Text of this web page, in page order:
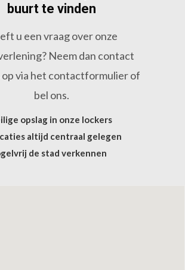
buurt te vinden
u een vraag over onze
Neem dan contact
op via het contactformulier of
bel ons.
opslag in onze lockers
altijd centraal gelegen
de stad verkennen